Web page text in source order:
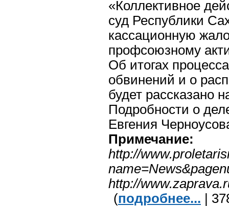
«Коллективное
суд Республики
кассационную
профсоюзному
Об итогах
обвинений и о
будет рассказано
Подробности о
Евгения
Примечание:
http://
http://
(подробнее... |